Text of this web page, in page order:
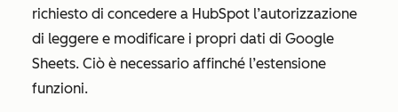
richiesto di concedere a HubSpot l’autorizzazione
di leggere e modificare i propri dati di Google
Sheets. Ciò è necessario affinché l’estensione
funzioni.